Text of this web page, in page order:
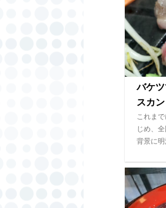
バケ
スカン
これま
じめ、
背景に